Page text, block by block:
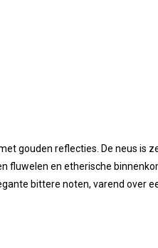
gouden reflecties. De neus
fluwelen en etherische
bittere noten, varend over